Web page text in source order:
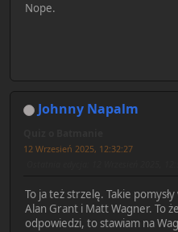
Nope.
Johnny Napalm
12 Wrzesień 2025, 12:32:27
To ja też strzelę. Takie
Alan Grant i Matt Wagner. To
odpowiedzi, to stawiam na